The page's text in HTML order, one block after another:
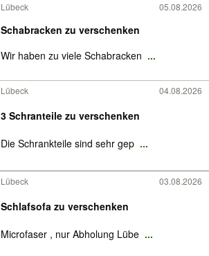
Lübeck 05.08.2026
Schabracken zu verschenken
Wir haben zu viele Schabracken ...
Lübeck 04.08.2026
3 Schranteile zu verschenken
Die Schrankteile sind sehr gep ...
Lübeck 03.08.2026
Schlafsofa zu verschenken
Microfaser , nur Abholung Lübe ...